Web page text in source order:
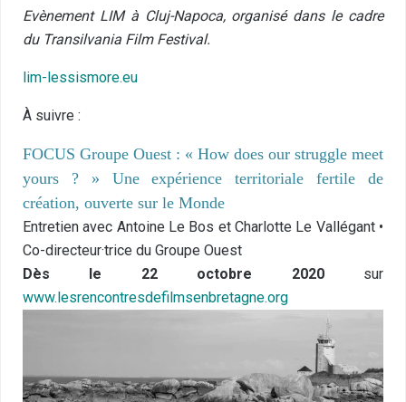
Evènement LIM à Cluj-Napoca, organisé dans le cadre
du Transilvania Film Festival.
lim-lessismore.eu
À suivre :
FOCUS Groupe Ouest : « How does our struggle meet
yours ? » Une expérience territoriale fertile de
création, ouverte sur le Monde
Entretien avec Antoine Le Bos et Charlotte Le Vallégant •
Co-directeur·trice du Groupe Ouest
Dès le 22 octobre 2020sur
www.lesrencontresdefilmsenbretagne.org